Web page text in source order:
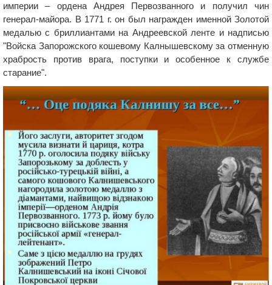
империи – ордена Андрея Первозванного и получил чин
генерал-майора. В 1771 г. он был награжден именной Золотой
медалью с бриллиантами на Андреевской ленте и надписью
"Войска Запорожского кошевому Калнышевскому за отменную
храбрость против врага, поступки и особенное к службе
старание".